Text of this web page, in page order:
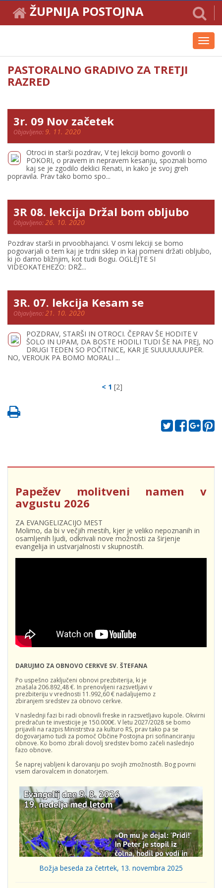
ŽUPNIJA POSTOJNA
PASTORALNO GRADIVO ZA TRETJI
RAZRED
3r. 09 Nov začetek
Objavljeno: 9. 11. 2020
Otroci in starši pozdrav, V tej lekciji bomo govorili o
POKORI, o pravem in nepravem kesanju, spoznali bomo
kaj se je zgodilo deklici Renati, in kako je svoj greh
popravila. Prav tako bomo spo...
3R 08. lekcija Držal bom obljubo
Objavljeno:26. 10. 2020
Pozdrav starši in prvoobhajanci. V osmi lekciji se bomo
pogovarjali o tem kaj je trdni sklep in kaj pomeni držati obljubo,
ki jo damo bližnjim, kot tudi Bogu. OGLEJTE SI
VIDEOKATEHEZO: DRŽ...
3R. 07. lekcija Kesam se
Objavljeno:21. 10. 2020
POZDRAV, STARŠI IN OTROCI. ČEPRAV ŠE HODITE V
ŠOLO IN UPAM, DA BOSTE HODILI TUDI ŠE NA PREJ, NO
DRUGI TEDEN SO POČITNICE, KAR JE SUUUUUUUPER.
NO, VEROUK PA BOMO MORALI ...
< 1 [2]
Papežev molitveni namen v
avgustu 2026
ZA EVANGELIZACIJO MEST
Molimo, da bi v večjih mestih, kjer je veliko nepoznanih in
osamljenih ljudi, odkrivali nove možnosti za širjenje
evangelija in ustvarjalnosti v skupnostih.
DARUJMO ZA OBNOVO CERKVE SV. ŠTEFANA
Po uspešno zaključeni obnovi prezbiterija, ki je
znašala 206.892,48 €. In prenovljeni razsvetljavi v
prezbiteriju v vrednosti 11.992,60 € nadaljujemo z
zbiranjem sredstev za obnovo cerkve.
V naslednji fazi bi radi obnovili freske in razsvetljavo kupole. Okvirni
predračun te investicije je 150.000€. V letu 2027/2028 se bomo
prijavili na razpis Ministrstva za kulturo RS, prav tako pa se
dogovarjamo tudi za pomoč Občine Postojna pri sofinanciranju
obnove. Ko bomo zbrali dovolj sredstev bomo začeli naslednjo
fazo obnove.
Še naprej vabljeni k darovanju po svojih zmožnostih. Bog povrni
vsem darovalcem in donatorjem.
Božja beseda za četrtek, 13. novembra 2025